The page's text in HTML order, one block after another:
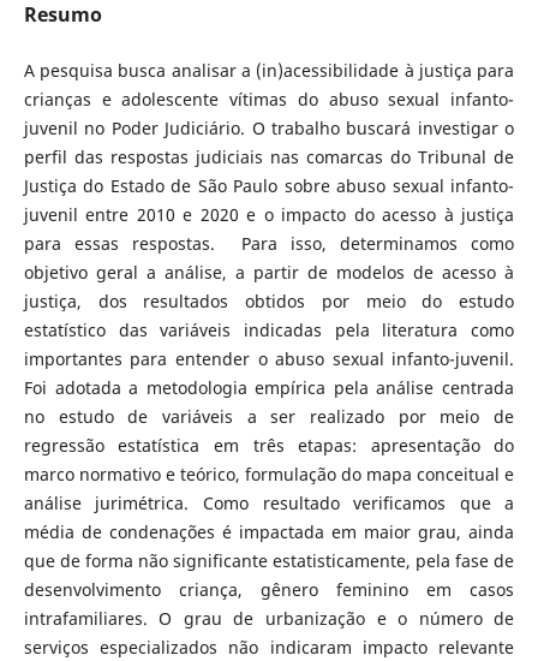
Resumo
A pesquisa busca analisar a (in)acessibilidade à justiça para
crianças e adolescente vítimas do abuso sexual infanto-
juvenil no Poder Judiciário. O trabalho buscará investigar o
perfil das respostas judiciais nas comarcas do Tribunal de
Justiça do Estado de São Paulo sobre abuso sexual infanto-
juvenil entre 2010 e 2020 e o impacto do acesso à justiça
para essas respostas. Para isso, determinamos como
objetivo geral a análise, a partir de modelos de acesso à
justiça, dos resultados obtidos por meio do estudo
estatístico das variáveis indicadas pela literatura como
importantes para entender o abuso sexual infanto-juvenil.
Foi adotada a metodologia empírica pela análise centrada
no estudo de variáveis a ser realizado por meio de
regressão estatística em três etapas: apresentação do
marco normativo e teórico, formulação do mapa conceitual e
análise jurimétrica. Como resultado verificamos que a
média de condenações é impactada em maior grau, ainda
que de forma não significante estatisticamente, pela fase de
desenvolvimento criança, gênero feminino em casos
intrafamiliares. O grau de urbanização e o número de
serviços especializados não indicaram impacto relevante